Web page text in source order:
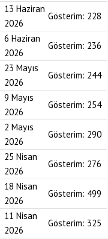
13 Haziran
2026
Gösterim: 228
6 Haziran
2026
Gösterim: 236
23 Mayıs
2026
Gösterim: 244
9 Mayıs
2026
Gösterim: 254
2 Mayıs
2026
Gösterim: 290
25 Nisan
2026
Gösterim: 276
18 Nisan
2026
Gösterim: 499
11 Nisan
2026
Gösterim: 325